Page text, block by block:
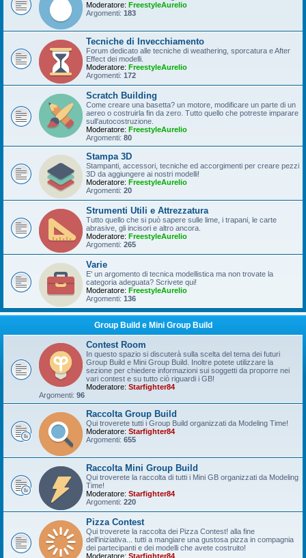
Moderatore: FreestyleAurelio
Argomenti: 183
Tecniche di Invecchiamento
Forum dedicato alle tecniche di weathering, sporcatura e After
Effect dei modelli.
Moderatore: FreestyleAurelio
Argomenti: 172
Scratch Building
Come creare una basetta? un motore, modificare un parte di un
aereo o costruirla fin da zero. Tutto quello che potreste imparare
sull'autocostruzione.
Moderatore: FreestyleAurelio
Argomenti: 80
Stampa 3D
Stampanti, accessori, tecniche ed accorgimenti per creare pezzi
3D da aggiungere ai nostri modelli!
Moderatore: FreestyleAurelio
Argomenti: 20
Strumenti Utili e Attrezzatura
Tutto quello che si può sapere sulle lime, i trapani, le carte
abrasive, gli incisori e altro ancora.
Moderatore: FreestyleAurelio
Argomenti: 265
Varie
E' un argomento di tecnica modellistica ma non trovate la
categoria adeguata? Scrivete qui!
Moderatore: FreestyleAurelio
Argomenti: 136
Group Build e Mini Group Build
Contest Room
In questo spazio si discuterà sulla scelta del tema dei futuri
Group Build e Mini Group Build. Inoltre potete utilizzare la
sezione per chiedere informazioni sui soggetti da proporre nei
vari contest e su tutto ciò riguardi i GB!
Moderatore: Starfighter84
Argomenti: 96
Raccolta Group Build
Qui troverete tutti i Group Build organizzati da Modeling Time!
Moderatore: Starfighter84
Argomenti: 655
Raccolta Mini Group Build
Qui troverete la raccolta di tutti i Mini GB organizzati da Modeling
Time!
Moderatore: Starfighter84
Argomenti: 220
Pizza Contest
Qui troverete la raccolta dei Pizza Contest! alla fine
dell'iniziativa... tutti a mangiare una gustosa pizza in compagnia
dei partecipanti e dei modelli che avete costruito!
Moderatore: Starfighter84